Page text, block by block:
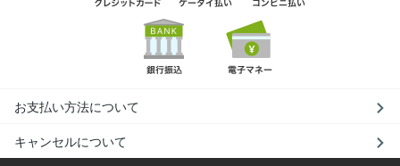
お支払い方法について
キャンセルについて